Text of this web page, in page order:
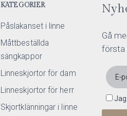
KATEGORIER
Påslakanset i linne
Måttbeställda
sängkappor
Linneskjortor för dam
Linneskjortor för herr
Skjortklänningar i linne
Gå
första